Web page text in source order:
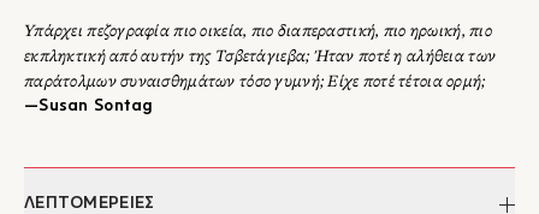
Υπάρχει πεζογραφία πιο οικεία, πιο διαπεραστική, πιο ηρωική, πιο
εκπληκτική από αυτήν της Τσβετάγιεβα; Ήταν ποτέ η αλήθεια των
παράτολμων συναισθημάτων τόσο γυμνή; Είχε ποτέ τέτοια ορμή;
―Susan Sontag
ΛΕΠΤΟΜΕΡΕΙΕΣ